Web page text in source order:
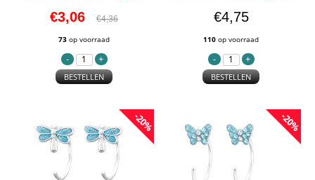
€3,06 €4,36
73 op voorraad
BESTELLEN
€4,75
110 op voorraad
BESTELLEN
-20% -20%